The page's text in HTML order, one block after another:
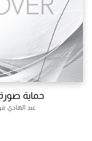
حماية
عبد الهادي